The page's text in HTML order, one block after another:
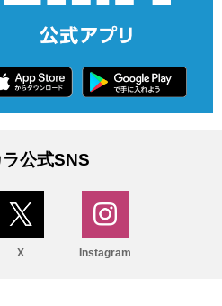
公式SNS
X Instagram